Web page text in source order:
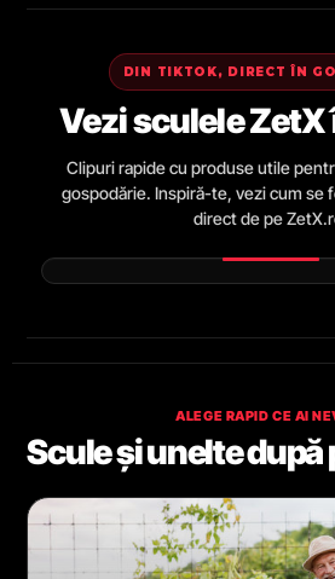
DIN TIKTOK, DIRECT ÎN
Vezi sculele
Clipuri rapide cu produse utile
gospodărie. Inspiră-te, vezi cum se
direct de pe
ALEGE RAPID CE AI
Scule și unelte